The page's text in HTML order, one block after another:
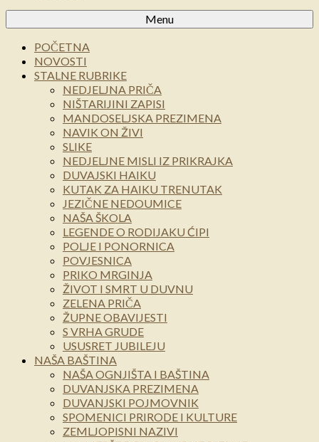
Menu
POČETNA
NOVOSTI
STALNE RUBRIKE
NEDJELJNA PRIČA
NIŠTARIJINI ZAPISI
MANDOSELJSKA PREZIMENA
NAVIK ON ŽIVI
SLIKE
NEDJELJNE MISLI IZ PRIKRAJKA
DUVAJSKI HAIKU
KUTAK ZA HAIKU TRENUTAK
JEZIČNE NEDOUMICE
NAŠA ŠKOLA
LEGENDE O RODIJAKU ĆIPI
POLJE I PONORNICA
POVJESNICA
PRIKO MRGINJA
ŽIVOT I SMRT U DUVNU
ZELENA PRIČA
ŽUPNE OBAVIJESTI
S VRHA GRUDE
USUSRET JUBILEJU
NAŠA BAŠTINA
NAŠA OGNJIŠTA I BAŠTINA
DUVANJSKA PREZIMENA
DUVANJSKI POJMOVNIK
SPOMENICI PRIRODE I KULTURE
ZEMLJOPISNI NAZIVI